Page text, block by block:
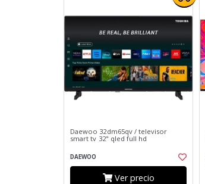
Daewoo 32dm65qv / televisor
smart tv 32" qled full hd
DAEWOO
Ver precio